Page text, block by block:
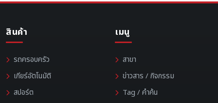
สินค้า
รถครอบครัว
เกียร์อัตโนมัติ
สปอร์ต
เมนู
สาขา
ข่าวสาร / กิจกรรม
Tag / คำค้น